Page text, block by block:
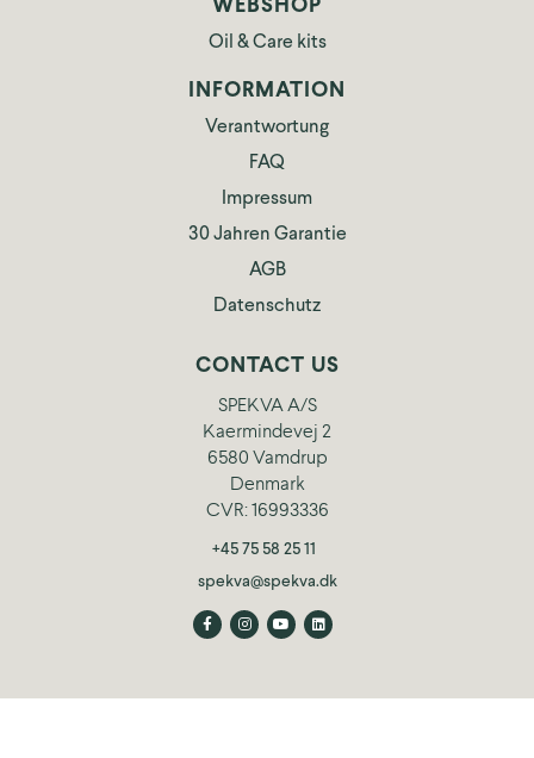
WEBSHOP
Oil & Care kits
INFORMATION
Verantwortung
FAQ
Impressum
30 Jahren Garantie
AGB
Datenschutz
CONTACT US
SPEKVA A/S
Kaermindevej 2
6580 Vamdrup
Denmark
CVR: 16993336
+45 75 58 25 11
spekva@spekva.dk